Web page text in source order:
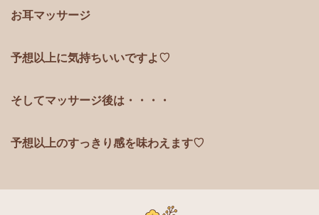
お耳マッサージ
予想以上に気持ちいいですよ♡
そしてマッサージ後は・・・・
予想以上のすっきり感を味わえます♡